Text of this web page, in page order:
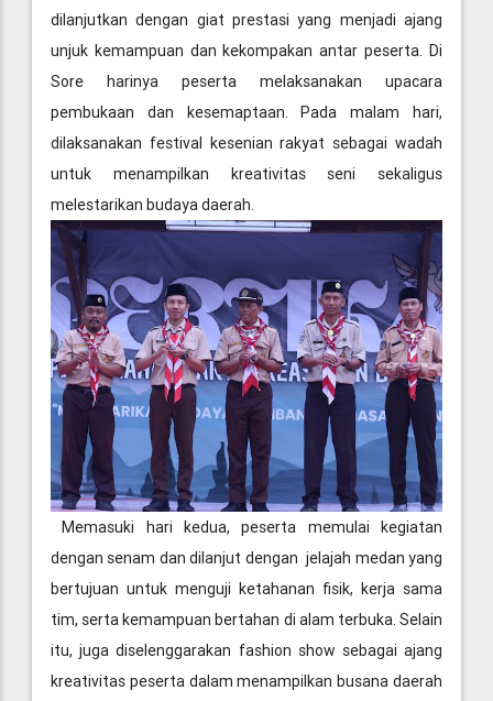
dilanjutkan dengan giat prestasi yang menjadi ajang
unjuk kemampuan dan kekompakan antar peserta. Di
Sore harinya peserta melaksanakan upacara
pembukaan dan kesemaptaan. Pada malam hari,
dilaksanakan festival kesenian rakyat sebagai wadah
untuk menampilkan kreativitas seni sekaligus
melestarikan budaya daerah.
Memasuki hari kedua, peserta memulai kegiatan
dengan senam dan dilanjut dengan jelajah medan yang
bertujuan untuk menguji ketahanan fisik, kerja sama
tim, serta kemampuan bertahan di alam terbuka. Selain
itu, juga diselenggarakan fashion show sebagai ajang
kreativitas peserta dalam menampilkan busana daerah